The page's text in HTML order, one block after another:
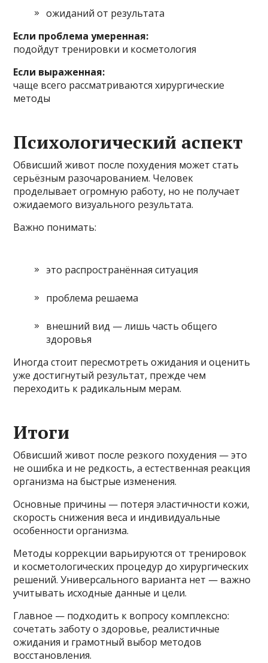
ожиданий от результата
Если проблема умеренная:
подойдут тренировки и косметология
Если выраженная:
чаще всего рассматриваются хирургические
методы
Психологический аспект
Обвисший живот после похудения может стать
серьёзным разочарованием. Человек
проделывает огромную работу, но не получает
ожидаемого визуального результата.
Важно понимать:
это распространённая ситуация
проблема решаема
внешний вид — лишь часть общего
здоровья
Иногда стоит пересмотреть ожидания и оценить
уже достигнутый результат, прежде чем
переходить к радикальным мерам.
Итоги
Обвисший живот после резкого похудения — это
не ошибка и не редкость, а естественная реакция
организма на быстрые изменения.
Основные причины — потеря эластичности кожи,
скорость снижения веса и индивидуальные
особенности организма.
Методы коррекции варьируются от тренировок
и косметологических процедур до хирургических
решений. Универсального варианта нет — важно
учитывать исходные данные и цели.
Главное — подходить к вопросу комплексно:
сочетать заботу о здоровье, реалистичные
ожидания и грамотный выбор методов
восстановления.